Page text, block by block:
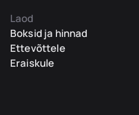
Laod
Boksid ja hinnad
Ettevõttele
Eraiskule